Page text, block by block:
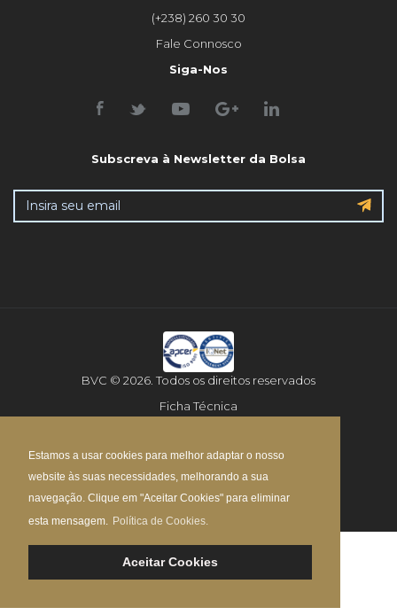
Estamos a usar cookies para melhor adaptar o nosso
website às suas necessidades, melhorando a sua
navegação. Clique em "Aceitar Cookies" para eliminar
esta mensagem. Política de Cookies.
Aceitar Cookies
(+238) 260 30 30
Fale Connosco
Siga-Nos
Subscreva à Newsletter da Bolsa
BVC © 2026. Todos os direitos reservados
Ficha Técnica
Política de Privacidade
Mapa do Site